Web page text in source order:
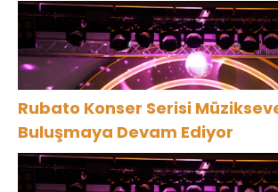
Rubato Konser Serisi
Buluşmaya Devam Ediyor